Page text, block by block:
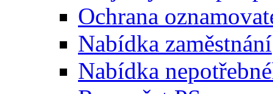
Ochrana
Nabídka zaměstnání
Nabídka